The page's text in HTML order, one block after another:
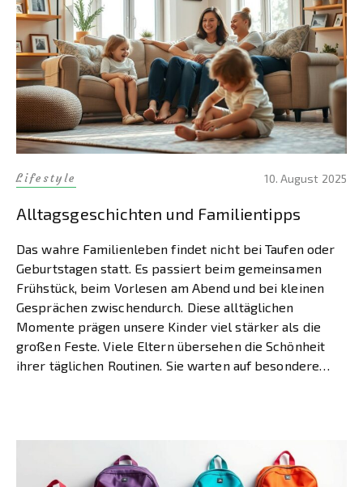
Lifestyle 10. August 2025
Alltagsgeschichten und Familientipps
Das wahre Familienleben findet nicht bei Taufen oder
Geburtstagen statt. Es passiert beim gemeinsamen
Frühstück, beim Vorlesen am Abend und bei kleinen
Gesprächen zwischendurch. Diese alltäglichen
Momente prägen unsere Kinder viel stärker als die
großen Feste. Viele Eltern übersehen die Schönheit
ihrer täglichen Routinen. Sie warten auf besondere